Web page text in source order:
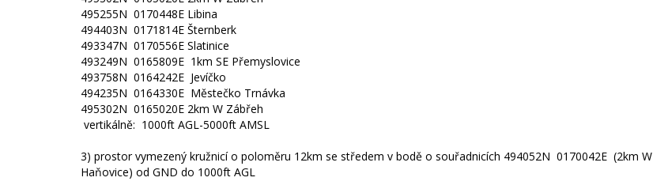
495255N 0170448E Libina
494403N 0171814E Šternberk
493347N 0170556E Slatinice
493249N 0165809E 1km SE Přemyslovice
493758N 0164242E Jevíčko
494235N 0164330E Městečko Trnávka
495302N 0165020E 2km W Zábřeh
vertikálně: 1000ft AGL-5000ft AMSL
3) prostor vymezený kružnicí o poloměru 12km se středem v bodě o souřadnicích 494052N 0170042E (2km W
Haňovice) od GND do 1000ft AGL